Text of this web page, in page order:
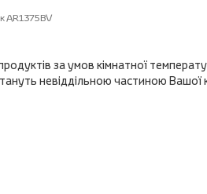
AR1375BV
за умов кімнатної
невіддільною частиною Вашої